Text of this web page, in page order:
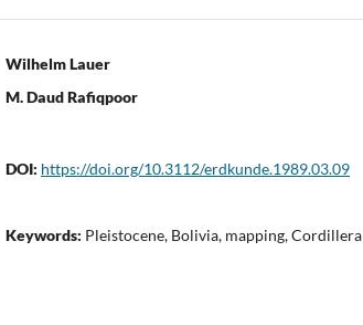
Wilhelm Lauer
M. Daud Rafiqpoor
DOI: https://doi.org/10.3112/erdkunde.1989.03.09
Keywords: Pleistocene, Bolivia, mapping, Cordillera